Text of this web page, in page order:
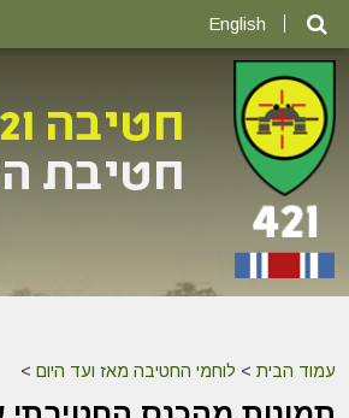
English
עמוד הבית > לוחמי החטיבה מאז ועד היום >